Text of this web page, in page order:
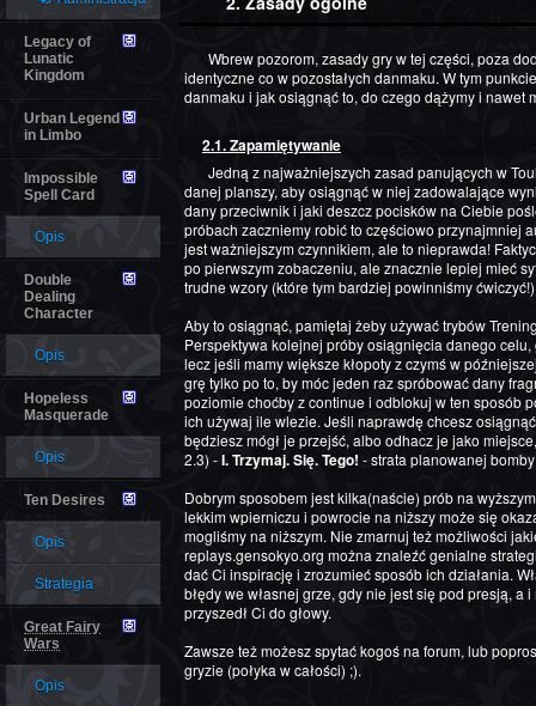
Legacy of
Lunatic
Kingdom
Urban Legend
in Limbo
Impossible
Spell Card
Opis
Double
Dealing
Character
Opis
Hopeless
Masquerade
Opis
Ten Desires
Opis
Strategia
Great Fairy
Wars
Opis
Wbrew pozorom, zasady gry w tej części, poza dodatkiem w postaci Wskaźnika Transu są niemal
identyczne co w pozostałych danmaku. W tym
danmaku i jak osiągnąć to, do czego dążymy i nawet
2.1. Zapamiętywanie
Jedną z najważniejszych zasad panujących w Touhou jest nauczenie się na pamięć rozkładu
danej planszy, aby osiągnąć w niej zadowalające
dany przeciwnik i jaki deszcz pocisków na Ciebie
próbach zaczniemy robić to częściowo przynajmniej
jest ważniejszym czynnikiem, ale to nieprawda!
po pierwszym zobaczeniu, ale znacznie lepiej mieć
trudne wzory (które tym bardziej powinniśmy
Aby to osiągnąć, pamiętaj żeby używać trybów
Perspektywa kolejnej próby osiągnięcia danego
lecz jeśli mamy większe kłopoty z czymś w
grę tylko po to, by móc jeden raz spróbować dany
poziomie choćby z continue i odblokuj w ten sposób
ich używaj ile wlezie. Jeśli naprawdę chcesz
będziesz mógł je przejść, albo odhacz je jako
2.3) -I. Trzymaj. Się. Tego! - strata planowanej
Dobrym sposobem jest kilka(naście) prób na
lekkim wpierniczu i powrocie na niższy może się
mogliśmy na niższym. Nie zmarnuj też możliwości
replays.gensokyo.org można znaleźć genialne
dać Ci inspirację i zrozumieć sposób ich działania.
błędy we własnej grze, gdy nie jest się pod presją,
przyszedł Ci do głowy.
Zawsze też możesz spytać kogoś na forum, lub
gryzie (połyka w całości) ;).